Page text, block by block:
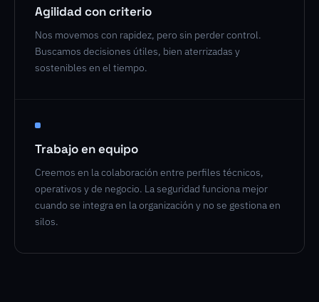
Agilidad con criterio
Nos movemos con rapidez, pero sin perder control.
Buscamos decisiones útiles, bien aterrizadas y
sostenibles en el tiempo.
Trabajo en equipo
Creemos en la colaboración entre perfiles técnicos,
operativos y de negocio. La seguridad funciona mejor
cuando se integra en la organización y no se gestiona en
silos.